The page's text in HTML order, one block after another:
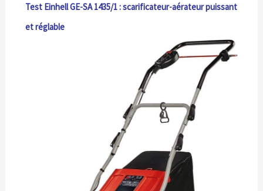
Test Einhell GE-SA 1435/1 : scarificateur-aérateur puissant
et réglable